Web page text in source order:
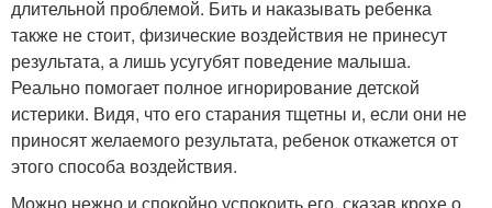
длительной проблемой. Бить и наказывать ребенка
также не стоит, физические воздействия не принесут
результата, а лишь усугубят поведение малыша.
Реально помогает полное игнорирование детской
истерики. Видя, что его старания тщетны и, если они не
приносят желаемого результата, ребенок откажется от
этого способа воздействия.